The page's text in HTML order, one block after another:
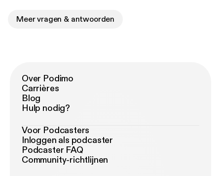
Meer vragen & antwoorden
Over Podimo
Carrières
Blog
Hulp nodig?
Voor Podcasters
Inloggen als podcaster
Podcaster FAQ
Community-richtlijnen